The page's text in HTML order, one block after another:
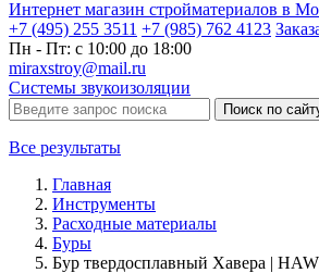
Интернет магазин стройматериалов в
+7 (495) 255 3511 +7 (985) 762 4123
Пн - Пт: с 10:00 до 18:00
miraxstroy@mail.ru
Системы звукоизоляции
Поиск по
Все результаты
Главная
Инструменты
Расходные материалы
Буры
Бур твердосплавный Хавера |